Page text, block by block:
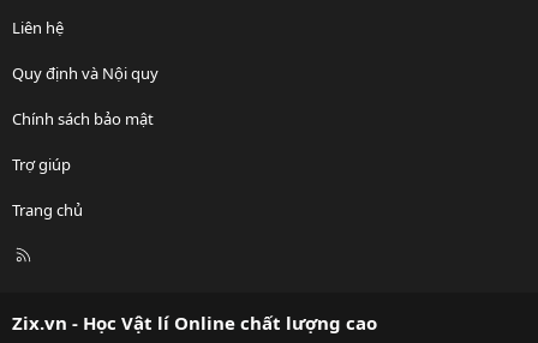
Liên hệ
Quy định và Nội quy
Chính sách bảo mật
Trợ giúp
Trang chủ
R
Zix.vn - Học Vật lí Online chất lượng cao